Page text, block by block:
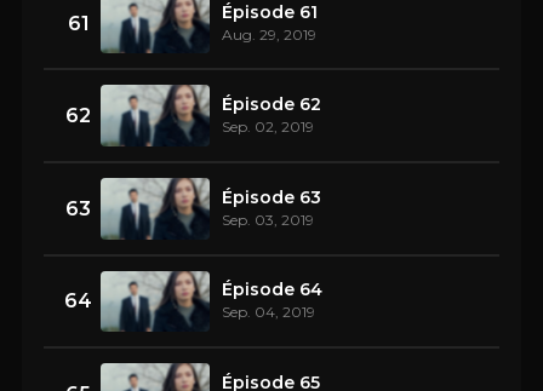
61 Épisode 61
Aug. 29, 2019
62 Épisode 62
Sep. 02, 2019
63 Épisode 63
Sep. 03, 2019
64 Épisode 64
Sep. 04, 2019
Épisode 65